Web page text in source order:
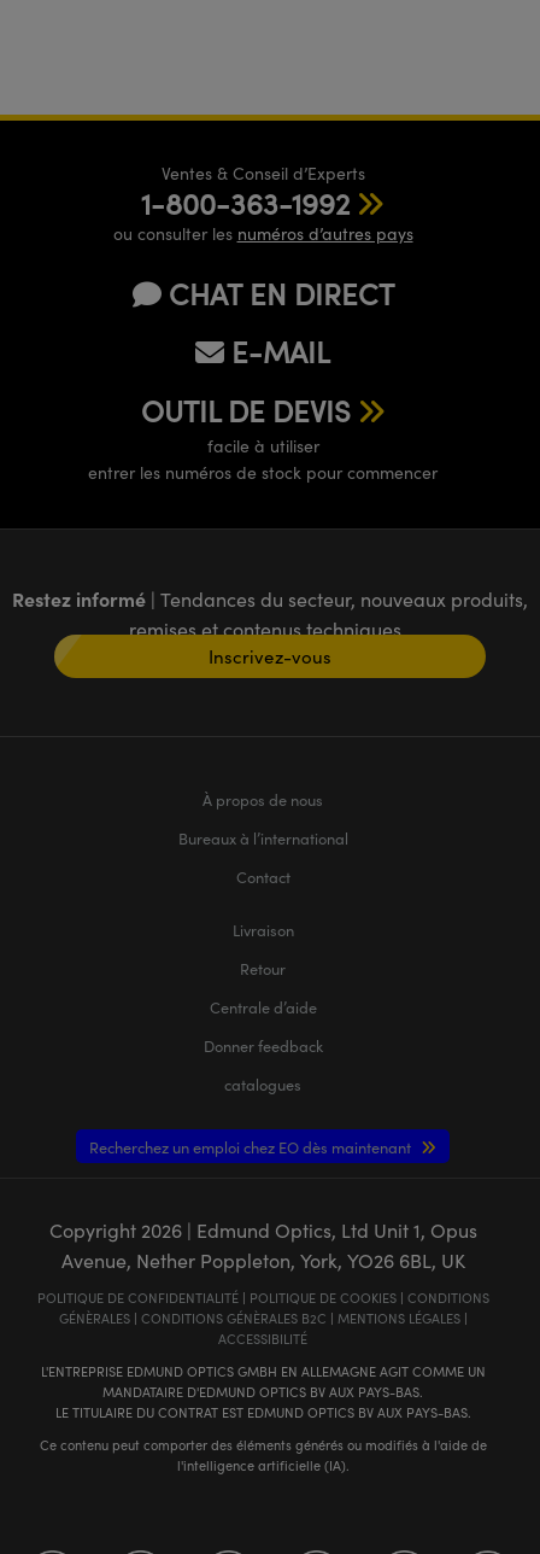
Ventes & Conseil d’Experts
1-800-363-1992
ou consulter les numéros d’autres pays
CHAT EN DIRECT
E-MAIL
OUTIL DE DEVIS
facile à utiliser
entrer les numéros de stock pour commencer
Restez informé | Tendances du secteur, nouveaux produits,
remises et contenus techniques
Inscrivez-vous
À propos de nous
Bureaux à l’international
Contact
Livraison
Retour
Centrale d’aide
Donner feedback
catalogues
Recherchez un emploi chez EO dès maintenant
Copyright 2026| Edmund Optics, Ltd Unit 1, Opus
Avenue, Nether Poppleton, York, YO26 6BL, UK
POLITIQUE DE CONFIDENTIALITÉ| POLITIQUE DE COOKIES| CONDITIONS
GÉNÈRALES| CONDITIONS GÉNÈRALES B2C | MENTIONS LÉGALES|
ACCESSIBILITÉ
L'ENTREPRISE EDMUND OPTICS GMBH EN ALLEMAGNE AGIT COMME UN
MANDATAIRE D'EDMUND OPTICS BV AUX PAYS-BAS.
LE TITULAIRE DU CONTRAT EST EDMUND OPTICS BV AUX PAYS-BAS.
Ce contenu peut comporter des éléments générés ou modifiés à l'aide de
l'intelligence artificielle (IA).